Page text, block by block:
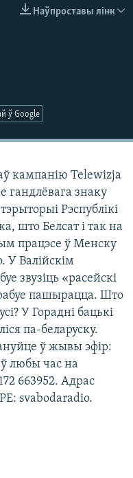
Наўпроставы лінк
ў Google
кампанію Telewizja
гандлёвага знаку
Рэспублікі
што Белсат і так на
працэсе ў Менску
У Валійскім
звузіць «расейскі
пашырацца. Што
У Горадні бацькі
па-беларуску.
ў жывы эфір:
любы час на
663952. Адрас
svabodaradio.